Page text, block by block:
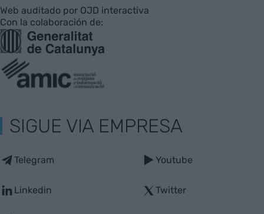
Web auditado por OJD interactiva
Con la colaboración de:
SIGUE VIA EMPRESA
Telegram
Linkedin
Youtube
Twitter